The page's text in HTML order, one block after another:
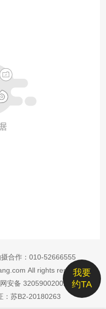
我要
约TA
合作： 010-52666555
All rights reserved
安备 32059002002885号
：苏B2-20180263